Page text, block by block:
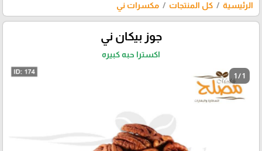
الرئيسية كل المنتجات مكسرات ني
جوز بيكان ني
اكسترا حبه كبيره
1 / 1